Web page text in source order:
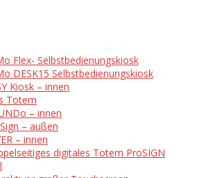
Flex- Selbstbedienungskiosk
DESK15 Selbstbedienungskiosk
Kiosk – innen
Totem
– innen
– außen
– innen
digitales Totem ProSIGN